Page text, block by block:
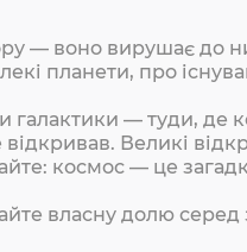
— воно вирушає до
планети, про
галактики — туди, де
Великі
космос — це
власну долю